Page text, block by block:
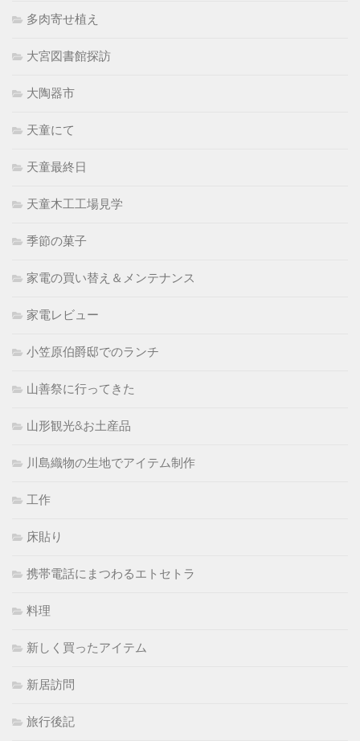
多肉寄せ植え
大宮図書館探訪
大陶器市
天童にて
天童最終日
天童木工工場見学
季節の菓子
家電の買い替え＆メンテナンス
家電レビュー
小笠原伯爵邸でのランチ
山善祭に行ってきた
山形観光&お土産品
川島織物の生地でアイテム制作
工作
床貼り
携帯電話にまつわるエトセトラ
料理
新しく買ったアイテム
新居訪問
旅行後記